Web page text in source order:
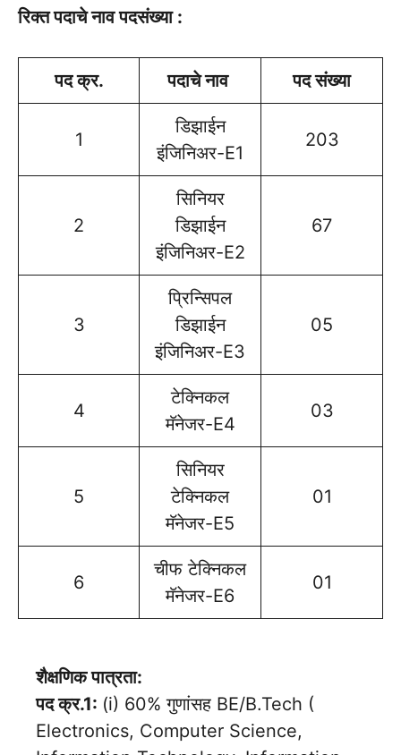
रिक्त पदाचे नाव पदसंख्या :
पद क्र. पदाचे नाव पद संख्या
1
डिझाईन
इंजिनिअर-E1
203
2
सिनियर
डिझाईन
इंजिनिअर-E2
67
3
प्रिन्सिपल
डिझाईन
इंजिनिअर-E3
05
4
टेक्निकल
मॅनेजर-E4
03
5
सिनियर
टेक्निकल
मॅनेजर-E5
01
6
चीफ टेक्निकल
मॅनेजर-E6
01
शैक्षणिक पात्रता:
पद क्र.1: (i) 60% गुणांसह BE/B.Tech (
Electronics, Computer Science,